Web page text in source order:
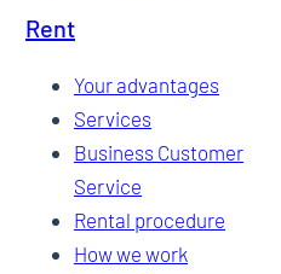
Rent
Your advantages
Services
Business Customer
Service
Rental procedure
How we work